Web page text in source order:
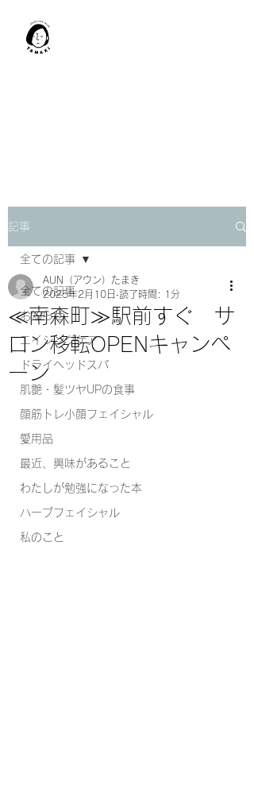
記事
全ての記事
お知らせ
エイジングケア
ドライヘッドスパ
肌艶・髪ツヤUPの食事
顔筋トレ小顔フェイシャル
愛用品
最近、興味があること
わたしが勉強になった本
ハーブフェイシャル
私のこと
全ての記事
≪南森町≫駅前すぐ サ
ロン移転OPENキャンペ
ーン
AUN（アウン）たまき
2025年2月10日 読了時間: 1分